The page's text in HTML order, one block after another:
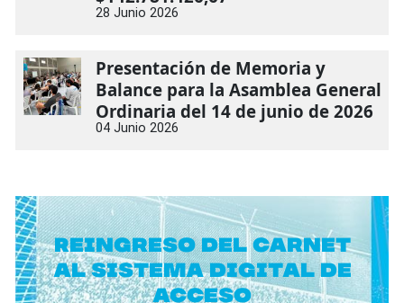
28 Junio 2026
Presentación de Memoria y
Balance para la Asamblea General
Ordinaria del 14 de junio de 2026
04 Junio 2026
Reingreso del carnet
al sistema digital de
acceso